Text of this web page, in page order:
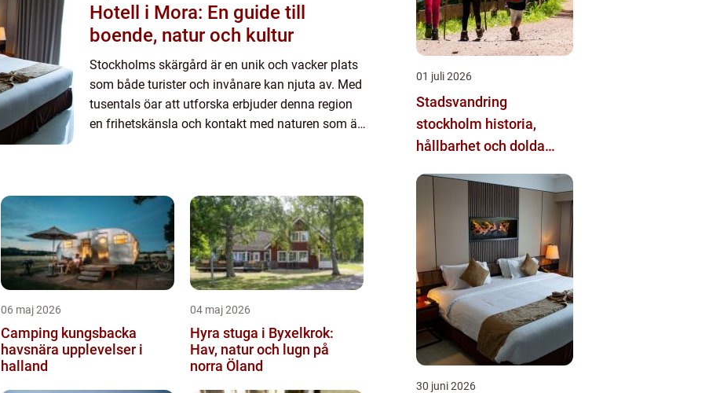
Hotell i Mora: En guide till
boende, natur och kultur
Stockholms skärgård är en unik och vacker plats
som både turister och invånare kan njuta av. Med
tusentals öar att utforska erbjuder denna region
en frihetskänsla och kontakt med naturen som är
06 maj 2026
Camping kungsbacka
havsnära upplevelser i
halland
04 maj 2026
Hyra stuga i Byxelkrok:
Hav, natur och lugn på
norra Öland
01 juli 2026
Stadsvandring
stockholm historia,
hållbarhet och dolda
30 juni 2026